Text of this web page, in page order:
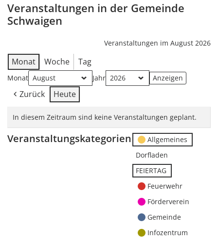
Veranstaltungen in der Gemeinde
Schwaigen
Veranstaltungen im August 2026
Monat Woche Tag
Monat Jahr
Zurück Heute
In diesem Zeitraum sind keine Veranstaltungen geplant.
Veranstaltungskategorien
Allgemeines
Dorfladen
FEIERTAG
Feuerwehr
Förderverein
Gemeinde
Infozentrum